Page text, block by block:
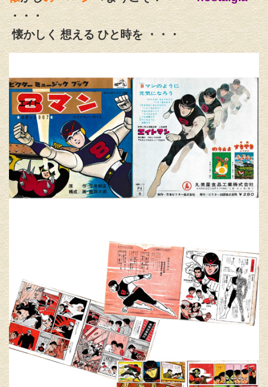
・・・
懐かしく 想える ひと時を ・・・